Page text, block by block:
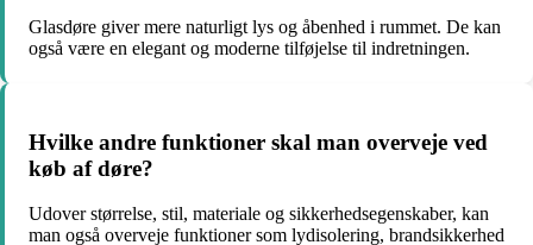
Glasdøre giver mere naturligt lys og åbenhed i rummet. De kan
også være en elegant og moderne tilføjelse til indretningen.
Hvilke andre funktioner skal man overveje ved
køb af døre?
Udover størrelse, stil, materiale og sikkerhedsegenskaber, kan
man også overveje funktioner som lydisolering, brandsikkerhed